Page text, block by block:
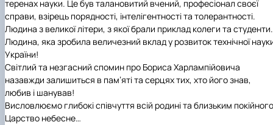
теренах науки. Це був талановитий вчений, професіонал своєї
справи, взірець порядності, інтелігентності та толерантності.
Людина з великої літери, з якої брали приклад колеги та студенти.
Людина, яка зробила величезний вклад у розвиток технічної
України!
Світлий та незгасний спомин про Бориса Харлампійовича
назавжди залишиться в пам’яті та серцях тих, хто його знав,
любив і шанував!
Висловлюємо глибокі співчуття всій родині та близьким
Царство небесне…